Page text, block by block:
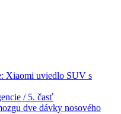
Xiaomi uviedlo SUV s
/ 5. časť
dve dávky nosového